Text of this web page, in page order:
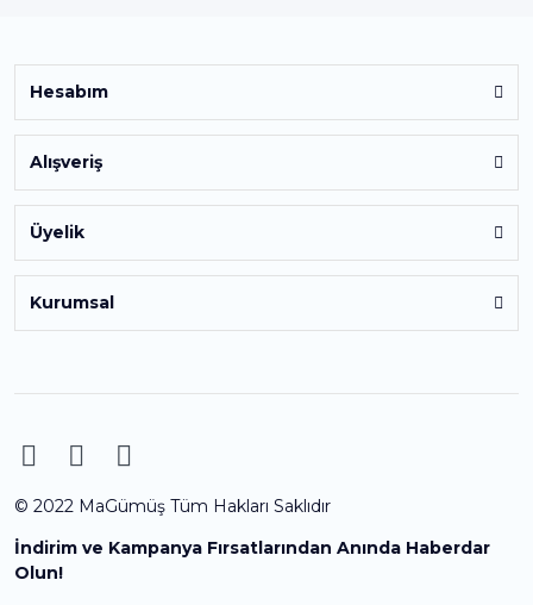
Hesabım
Alışveriş
Üyelik
Kurumsal
© 2022 MaGümüş Tüm Hakları Saklıdır
İndirim ve Kampanya Fırsatlarından Anında Haberdar
Olun!